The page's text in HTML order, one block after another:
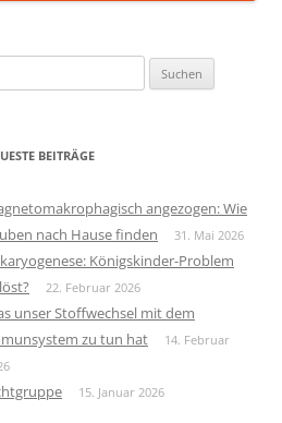
BEITRÄGE
angezogen: Wie
nach Hause finden
31. Mai 2026
Königskinder-Problem
22. Februar 2026
unser Stoffwechsel mit dem
zu tun hat
14. Februar
15. Januar 2026